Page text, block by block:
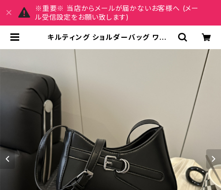
※重要※ 当店からメールが届かないお客様へ (メー
ル受信設定をお願い致します)
キルティング ショルダーバッグ ワンシ
ィース バック 肩掛け 軽量 カジュアル
大人可愛い 韓国風バッグ 秋冬 春夏
コーデ おしゃれ 人気 5色展開 K-B0
200 | MY CHARM マイチャーム ワ
ンピース スカート レディースファッシ